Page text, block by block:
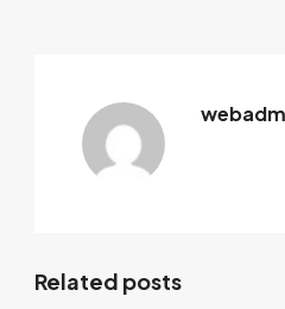
Related posts